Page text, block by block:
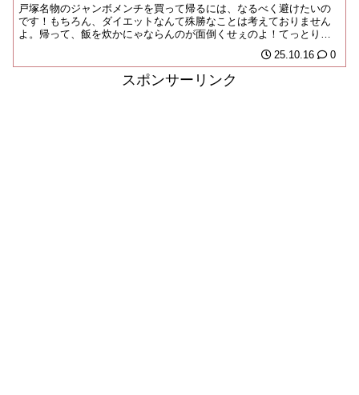
戸塚名物のジャンボメンチを買って帰るには、なるべく避けたいの
です！もちろん、ダイエットなんて殊勝なことは考えておりません
よ。帰って、飯を炊かにゃならんのが面倒くせぇのよ！てっとり速
25.10.16 0
スポンサーリンク